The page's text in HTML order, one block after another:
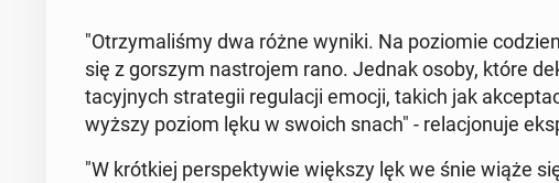
"Otrzy­ma­li­śmy dwa różne wyniki. Na po­zio­mie
się z gorszym na­stro­jem rano. Jednak osoby, które
ta­cyj­nych stra­te­gii re­gu­la­cji emocji, takich jak
wyższy poziom lęku w swoich snach" - re­la­cjo­nu­je
"W krót­kiej per­spek­ty­wie większy lęk we śnie wiąże